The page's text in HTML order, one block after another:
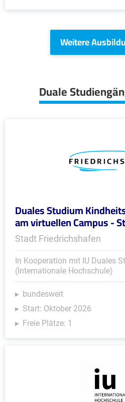
Weitere
Duale
Duales Studium
am virtuellen Campus -
Stadt Friedrichshafen
In Kooperation mit IU Duales
(Internationale Hochschule)
bundesweit
Start: Oktober 2026
Freie Plätze: 1